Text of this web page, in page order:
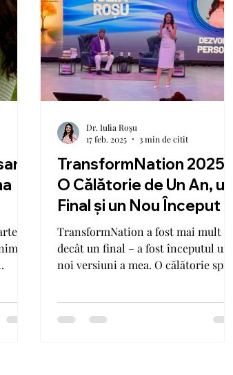
TransformNation 2025:
O Călătorie de Un An, un
Final și un Nou Început /
Eveniment pre-lansare a
primei mele cărți.
TransformNation a fost mai mult
decât un final – a fost începutul unei
noi versiuni a mea. O călătorie spre
Dr. Iulia Roșu
17 feb. 2025
3 min de citit